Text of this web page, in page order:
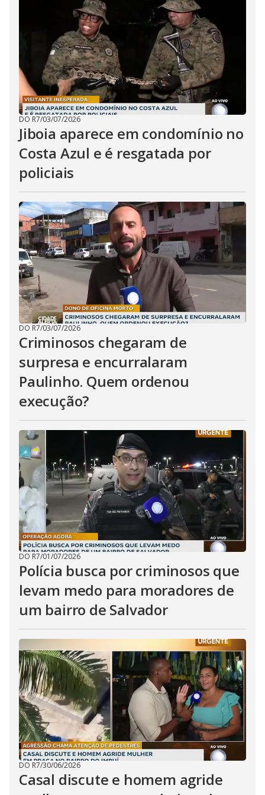
d
e
o
DO R7/03/07/2026
Jiboia aparece em condomínio no
Costa Azul e é resgatada por
policiais
DO R7/03/07/2026
Criminosos chegaram de
surpresa e encurralaram
Paulinho. Quem ordenou
execução?
DO R7/01/07/2026
Polícia busca por criminosos que
levam medo para moradores de
um bairro de Salvador
DO R7/30/06/2026
Casal discute e homem agride